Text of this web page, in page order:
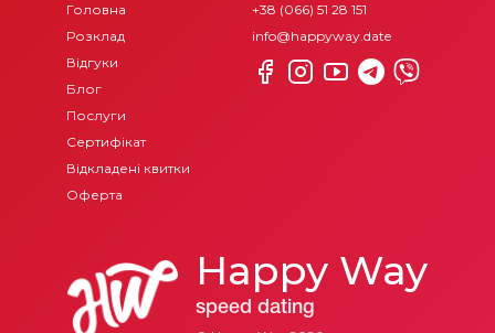
Головна
Розклад
Відгуки
Блог
Послуги
Сертифікат
Відкладені квитки
Оферта
+38 (066) 51 28 151
info@happyway.date
Happy Way
speed dating